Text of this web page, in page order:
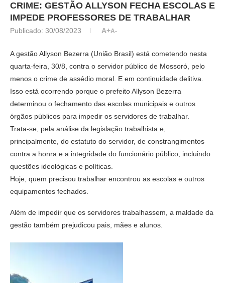
CRIME: GESTÃO ALLYSON FECHA ESCOLAS E
IMPEDE PROFESSORES DE TRABALHAR
Publicado: 30/08/2023 A+A-
A gestão Allyson Bezerra (União Brasil) está cometendo nesta
quarta-feira, 30/8, contra o servidor público de Mossoró, pelo
menos o crime de assédio moral. E em continuidade delitiva.
Isso está ocorrendo porque o prefeito Allyson Bezerra
determinou o fechamento das escolas municipais e outros
órgãos públicos para impedir os servidores de trabalhar.
Trata-se, pela análise da legislação trabalhista e,
principalmente, do estatuto do servidor, de constrangimentos
contra a honra e a integridade do funcionário público, incluindo
questões ideológicas e políticas.
Hoje, quem precisou trabalhar encontrou as escolas e outros
equipamentos fechados.
Além de impedir que os servidores trabalhassem, a maldade da
gestão também prejudicou pais, mães e alunos.